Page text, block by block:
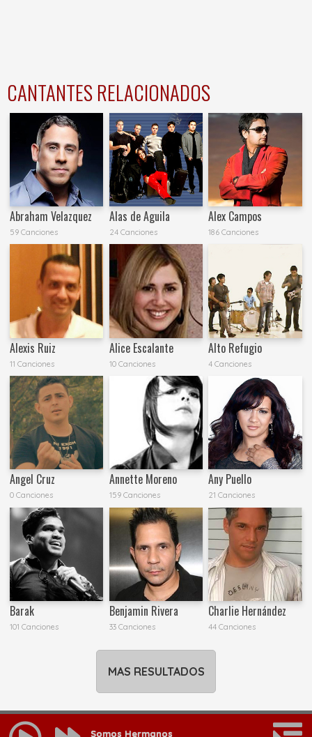
CANTANTES RELACIONADOS
Abraham Velazquez
59 Canciones
Alas de Aguila
24 Canciones
Alex Campos
186 Canciones
Alexis Ruiz
11 Canciones
Alice Escalante
10 Canciones
Alto Refugio
4 Canciones
Angel Cruz
0 Canciones
Annette Moreno
159 Canciones
Any Puello
21 Canciones
Barak
101 Canciones
Benjamin Rivera
33 Canciones
Charlie Hernández
44 Canciones
MAS RESULTADOS
Somos Hermanos